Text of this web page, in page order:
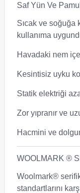
Saf Yün Ve
Sıcak ve soğuğa
kullanıma
Havadaki nem
Kesintisiz uyku
Statik elektriği
Zor yıpranır ve
Hacmini ve
WOOLMARK ®
Woolmark®
standartlarını